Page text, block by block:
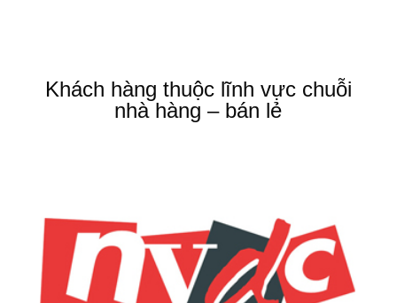
Khách hàng thuộc lĩnh vực chuỗi
nhà hàng – bán lẻ